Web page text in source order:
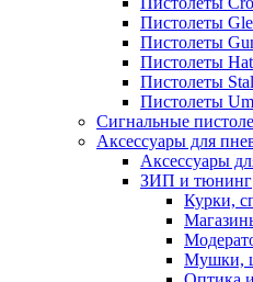
Пистолеты
Пистолеты
Пистолеты
Пистолеты
Пистолеты
Сигнальные
Аксессуары для
Аксессуары
ЗИП и тюнинг
Курки,
Мушки,